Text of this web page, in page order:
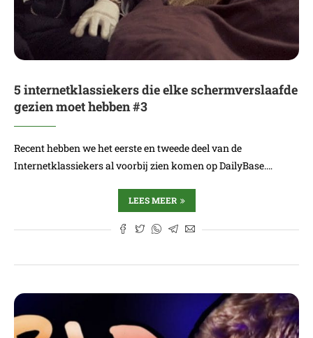
5 internetklassiekers die elke schermverslaafde
gezien moet hebben #3
Recent hebben we het eerste en tweede deel van de
Internetklassiekers al voorbij zien komen op DailyBase.…
LEES MEER